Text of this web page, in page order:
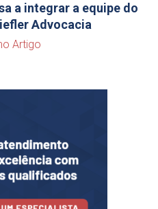
a integrar a equipe do
Advocacia
Artigo